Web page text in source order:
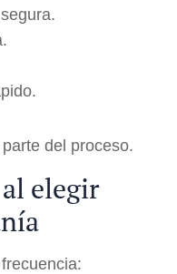
del proceso.
elegir